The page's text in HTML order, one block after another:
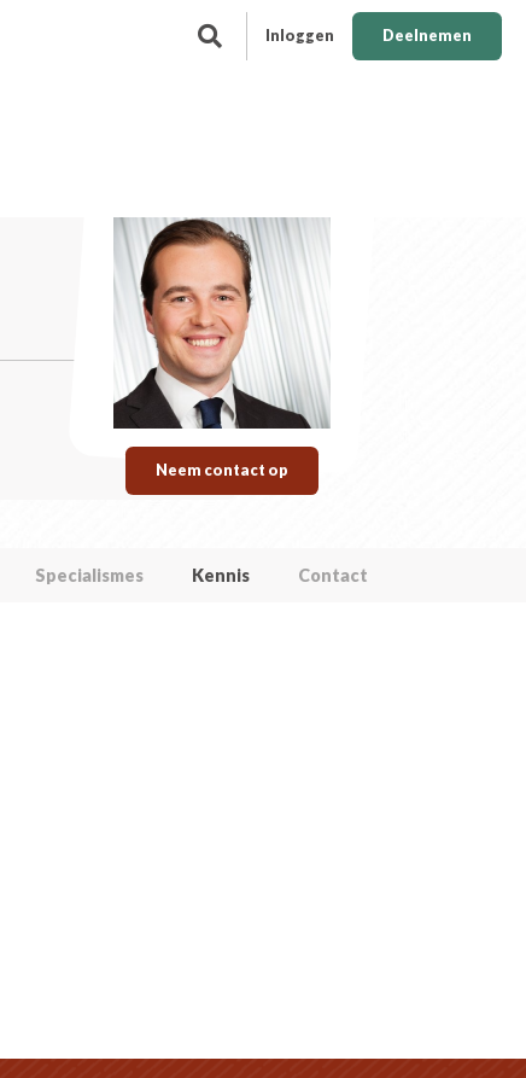
Inloggen Deelnemen
Neem contact op
Specialismes Kennis Contact